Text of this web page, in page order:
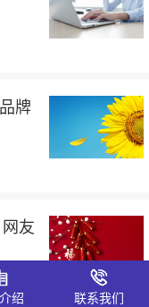
牌
友
绍 联系我们